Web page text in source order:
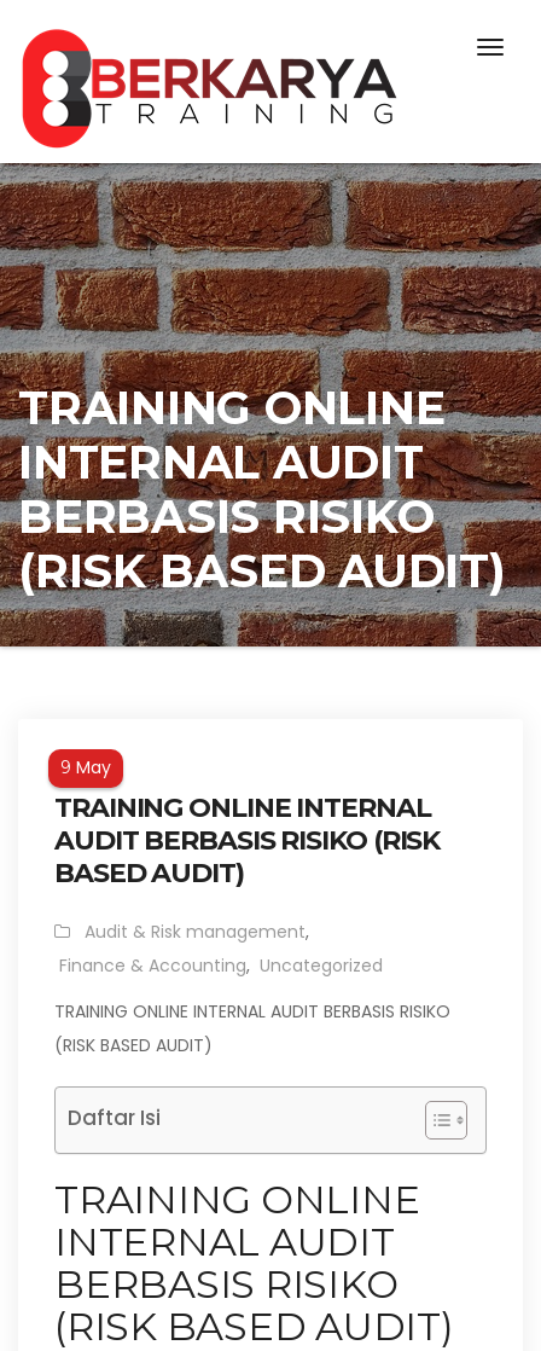
TRAINING ONLINE
INTERNAL AUDIT
BERBASIS RISIKO
(RISK BASED AUDIT)
9 May
TRAINING ONLINE INTERNAL
AUDIT BERBASIS RISIKO (RISK
BASED AUDIT)
Audit & Risk management,
Finance & Accounting, Uncategorized
TRAINING ONLINE INTERNAL AUDIT BERBASIS RISIKO
(RISK BASED AUDIT)
Daftar Isi
TRAINING ONLINE
INTERNAL AUDIT
BERBASIS RISIKO
(RISK BASED AUDIT)